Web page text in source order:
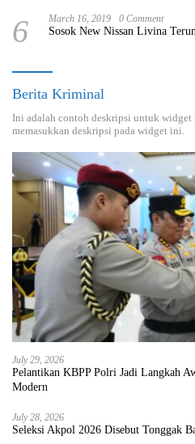
6 March 16, 2019 0 Comment
Sosok New Nissan Livina
Berita Kriminal
Ini adalah contoh deskripsi untuk widget
memasukkan deskripsi pada widget ini.
July 29, 2026
Pelantikan KBPP Polri Jadi Langkah
Modern
July 28, 2026
Seleksi Akpol 2026 Disebut Tonggak